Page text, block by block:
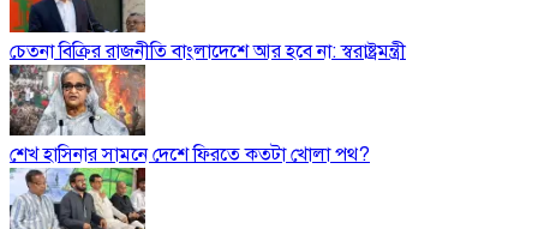
চেতনা বিক্রির রাজনীতি বাংলাদেশে আর হবে না: স্বরাষ্ট্রমন্ত্রী
শেখ হাসিনার সামনে দেশে ফিরতে কতটা খোলা পথ?